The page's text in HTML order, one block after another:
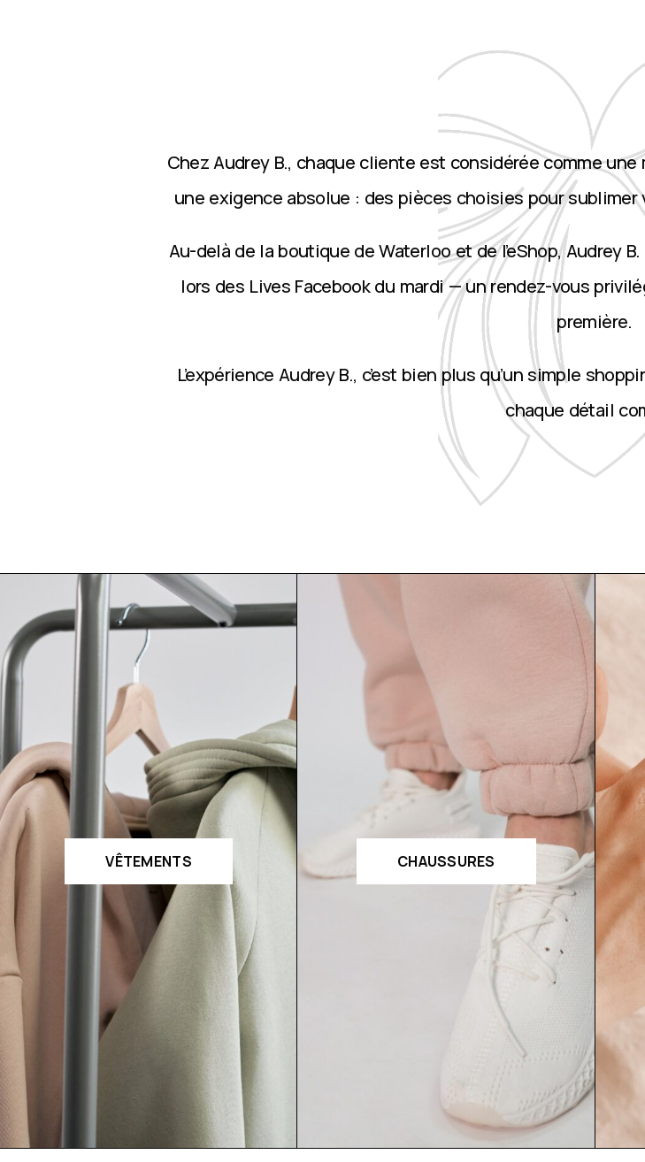
Chez Audrey B., chaque cliente est considérée comme
une exigence absolue : des pièces choisies pour
Au-delà de la boutique de Waterloo et de l’eShop, Audrey
lors des Lives Facebook du mardi — un rendez-vous
première.
L’expérience Audrey B., c’est bien plus qu’un simple
chaque détail
VÊTEMENTS CHAUSSURES